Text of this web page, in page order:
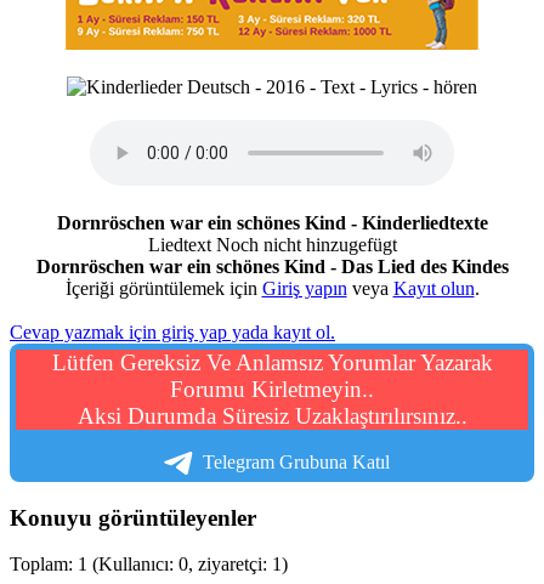
Dornröschen war ein schönes Kind - Kinderliedtexte
Liedtext Noch nicht hinzugefügt
Dornröschen war ein schönes Kind - Das Lied des Kindes
İçeriği görüntülemek için Giriş yapın veya Kayıt olun.
Cevap yazmak için giriş yap yada kayıt ol.
Lütfen Gereksiz Ve Anlamsız Yorumlar Yazarak
Forumu Kirletmeyin..
Aksi Durumda Süresiz Uzaklaştırılırsınız..
Telegram Grubuna Katıl
Konuyu görüntüleyenler
Toplam: 1 (Kullanıcı: 0, ziyaretçi: 1)